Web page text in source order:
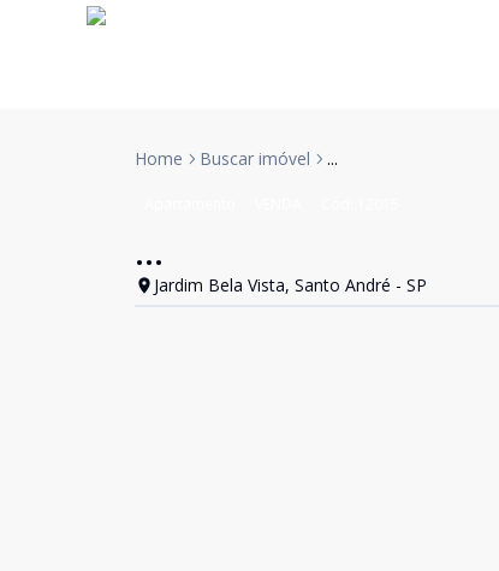
Home Buscar imóvel ...
...
Jardim Bela Vista, Santo André - SP